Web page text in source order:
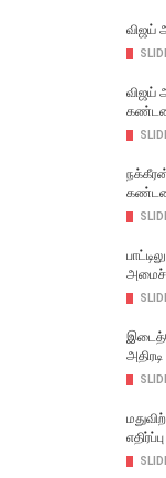
விஜய்
விஜய்
எதிர்ப்பு